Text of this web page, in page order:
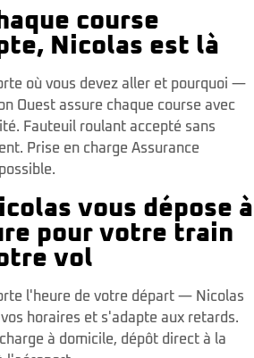
course
Nicolas est là
où vous devez aller et pourquoi —
Ouest assure chaque course avec
Fauteuil roulant accepté sans
Prise en charge Assurance
vous dépose à
pour votre train
vol
l'heure de votre départ — Nicolas
horaires et s'adapte aux retards.
à domicile, dépôt direct à la